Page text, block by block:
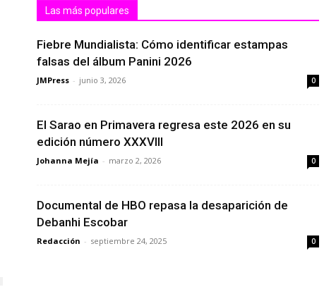
Las más populares
Fiebre Mundialista: Cómo identificar estampas
falsas del álbum Panini 2026
JMPress - junio 3, 2026 0
El Sarao en Primavera regresa este 2026 en su
edición número XXXVIII
Johanna Mejía - marzo 2, 2026 0
Documental de HBO repasa la desaparición de
Debanhi Escobar
Redacción - septiembre 24, 2025 0